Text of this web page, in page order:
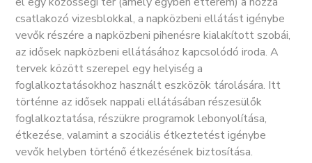
csatlakozó vizesblokkal, a napközbeni ellátást igénybe
vevők részére a napközbeni pihenésre kialakított szobái,
az idősek napközbeni ellátásához kapcsolódó iroda. A
tervek között szerepel egy helyiség a
foglalkoztatásokhoz használt eszközök tárolására. Itt
történne az idősek nappali ellátásában részesülők
foglalkoztatása, részükre programok lebonyolítása,
étkezése, valamint a szociális étkeztetést igénybe
vevők helyben történő étkezésének biztosítása.